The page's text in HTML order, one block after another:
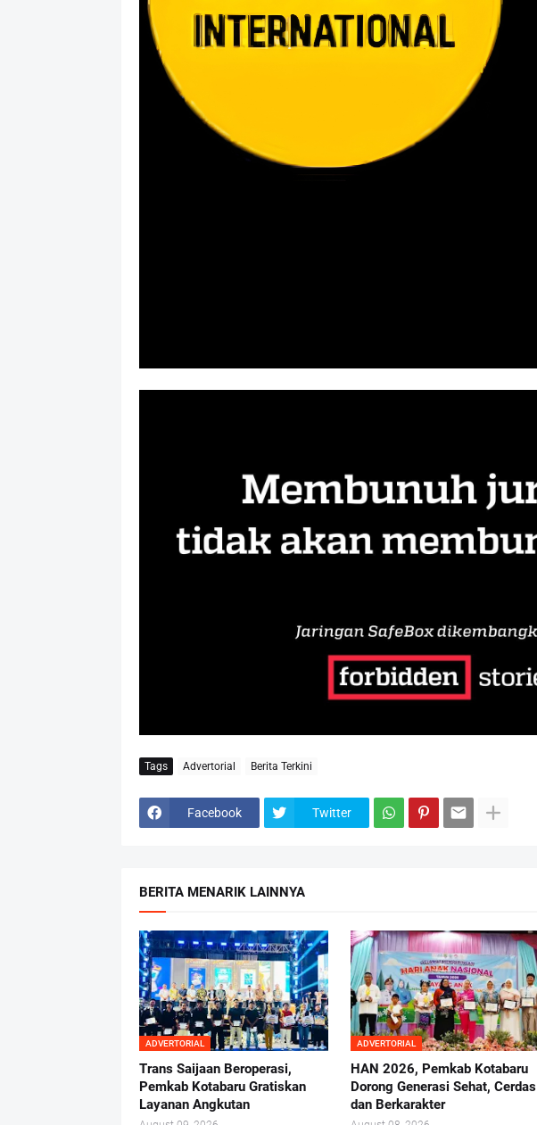
Tags Advertorial Berita Terkini
Facebook Twitter
BERITA MENARIK LAINNYA
ADVERTORIAL
Trans Saijaan Beroperasi,
Pemkab Kotabaru Gratiskan
Layanan Angkutan
ADVERTORIAL
HAN 2026, Pemkab Kotabaru
Dorong Generasi Sehat, Cerdas
dan Berkarakter